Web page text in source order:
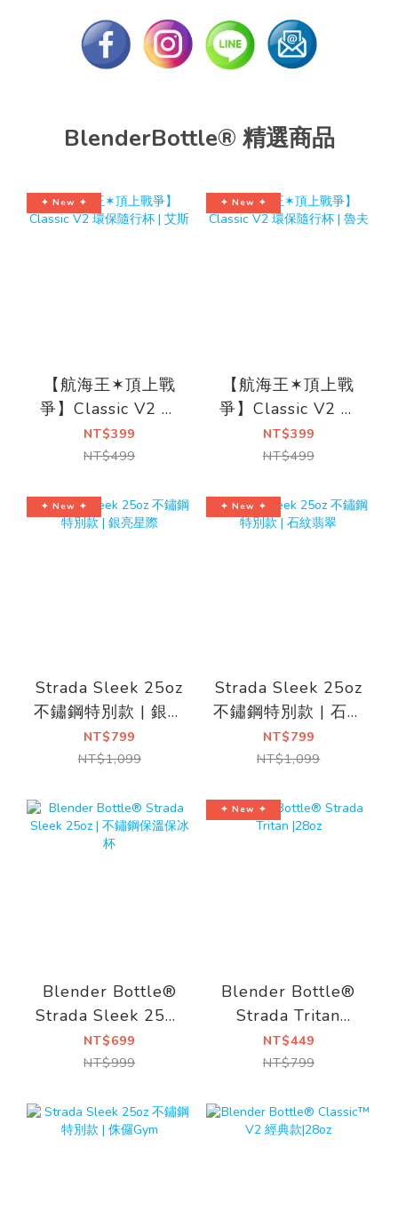
BlenderBottle® 精選商品
✦ New ✦
【航海王✶頂上戰
爭】Classic V2 環
保隨行杯 | 艾斯
NT$399
NT$499
✦ New ✦
【航海王✶頂上戰
爭】Classic V2 環
保隨行杯 | 魯夫
NT$399
NT$499
✦ New ✦
Strada Sleek 25oz
不鏽鋼特別款 | 銀亮
星際
NT$799
NT$1,099
✦ New ✦
Strada Sleek 25oz
不鏽鋼特別款 | 石紋
翡翠
NT$799
NT$1,099
Blender Bottle®
Strada Sleek 25oz
| 不鏽鋼保溫保冰杯
NT$699
NT$999
✦ New ✦
Blender Bottle®
Strada Tritan
|28oz
NT$449
NT$799